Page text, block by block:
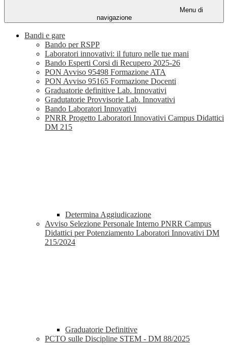
Menu di
navigazione
Bandi e gare
Bando per RSPP
Laboratori innovativi: il futuro nelle tue mani
Bando Esperti Corsi di Recupero 2025-26
PON Avviso 95498 Formazione ATA
PON Avviso 95165 Formazione Docenti
Graduatorie definitive Lab. Innovativi
Gradutatorie Provvisorie Lab. Innovativi
Bando Laboratori Innovativi
PNRR Progetto Laboratori Innovativi Campus Didattici
DM 215
Determina Aggiudicazione
Avviso Selezione Personale Interno PNRR Campus
Didattici per Potenziamento Laboratori Innovativi DM
215/2024
Graduatorie Definitive
PCTO sulle Discipline STEM - DM 88/2025